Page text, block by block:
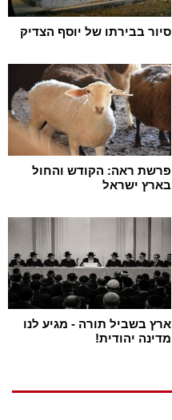
סיור בבירתו של יוסף הצדיק
פרשת ראה: הקודש והחול
בארץ ישראל
ארץ בשביל תורה - מגיע לנו
מדינה יהודית!